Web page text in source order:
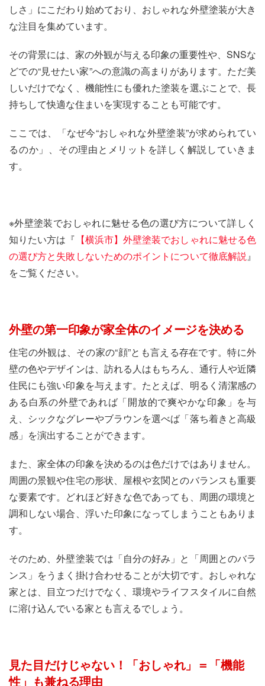
しさ」にこだわり始めており、おしゃれな外壁塗装が大き
な注目を集めています。
その背景には、家の外観が与える印象の重要性や、SNSな
どでの“見せたい家”への意識の高まりがあります。ただ美
しいだけでなく、機能性にも優れた塗装を選ぶことで、長
持ちして快適な住まいを実現することも可能です。
ここでは、「なぜ今“おしゃれな外壁塗装”が求められてい
るのか」、その理由とメリットを詳しく解説していきま
す。
※外壁塗装でおしゃれに魅せる色の選び方について詳しく
知りたい方は『 【横浜市】外壁塗装でおしゃれに魅せる色
の選び方と失敗しないためのポイントについて徹底解説』
をご覧ください。
外壁の第一印象が家全体のイメージを決める
住宅の外観は、その家の“顔”とも言える存在です。特に外
壁の色やデザインは、訪れる人はもちろん、通行人や近隣
住民にも強い印象を与えます。たとえば、明るく清潔感の
ある白系の外壁であれば「開放的で爽やかな印象」を与
え、シックなグレーやブラウンを選べば「落ち着きと高級
感」を演出することができます。
また、家全体の印象を決めるのは色だけではありません。
周囲の景観や住宅の形状、屋根や玄関とのバランスも重要
な要素です。どれほど好きな色であっても、周囲の環境と
調和しない場合、浮いた印象になってしまうこともありま
す。
そのため、外壁塗装では「自分の好み」と「周囲とのバラ
ンス」をうまく掛け合わせることが大切です。おしゃれな
家とは、目立つだけでなく、環境やライフスタイルに自然
に溶け込んでいる家とも言えるでしょう。
見た目だけじゃない！「おしゃれ」＝「機能
性」も兼ねる理由